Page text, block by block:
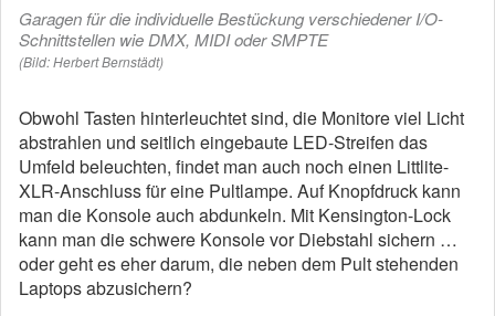
Garagen für die individuelle Bestückung verschiedener I/O-
Schnittstellen wie DMX, MIDI oder SMPTE
(Bild: Herbert Bernstädt)
Obwohl Tasten hinterleuchtet sind, die Monitore viel Licht
abstrahlen und seitlich eingebaute LED-Streifen das
Umfeld beleuchten, findet man auch noch einen Littlite-
XLR-Anschluss für eine Pultlampe. Auf Knopfdruck kann
man die Konsole auch abdunkeln. Mit Kensington-Lock
kann man die schwere Konsole vor Diebstahl sichern …
oder geht es eher darum, die neben dem Pult stehenden
Laptops abzusichern?